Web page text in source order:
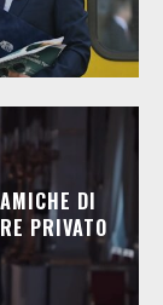
DI
PRIVATO